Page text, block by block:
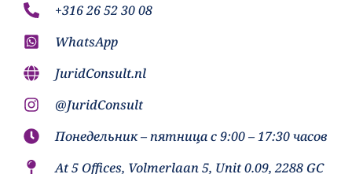
+316 26 52 30 08
WhatsApp
JuridConsult.nl
@JuridConsult
Понедельник – пятница с 9:00 – 17:30 часов
At 5 Offices, Volmerlaan 5, Unit 0.09, 2288 GC